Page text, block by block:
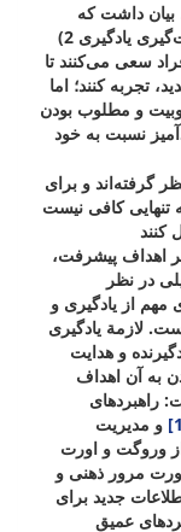
بیان داشت که
جهت‌گیری هدف به دو شکل وجود دارد: 1) جهت‌‌گیری یادگیری 2)
سعی می‌کنند تا
تجربه کنند؛ اما
و مطلوب بودن
نسبت به خود
گرفته‌اند و برای
تنهایی کافی نیست
کنند
بر اهداف پیشرفت،
در نظر
مهم از یادگیری و
لازمة یادگیری
و هدایت
به آن اهداف
راهبردهای
و مدیریت
مرور ذهنی و
جدید برای
عمیق